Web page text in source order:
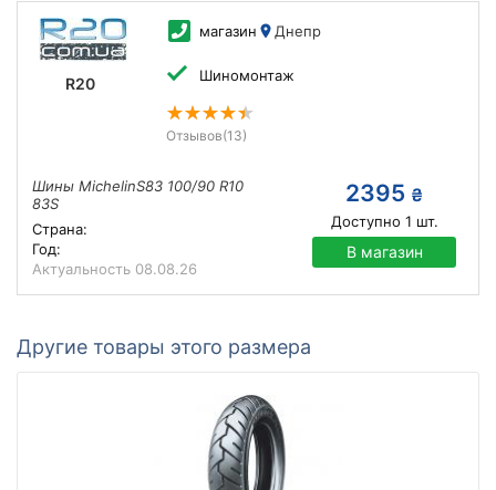
R20
магазин Днепр
Шиномонтаж
Отзывов(13)
Шины MichelinS83 100/90 R10
83S
Страна:
Год:
Актуальность 08.08.26
2395 ₴
Доступно 1 шт.
В магазин
Другие товары этого размера